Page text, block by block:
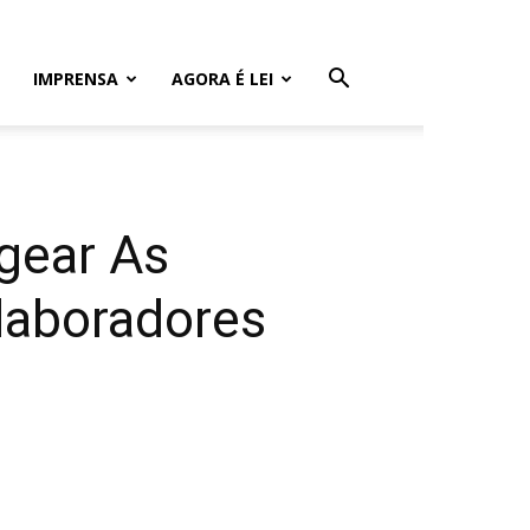
IMPRENSA AGORA É LEI
As